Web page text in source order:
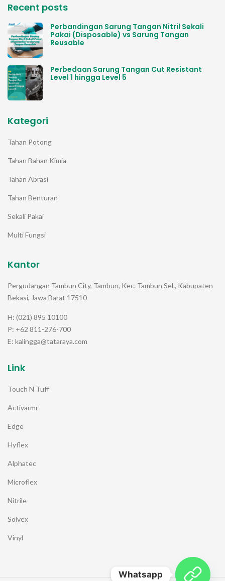
Recent posts
Perbandingan Sarung Tangan Nitril Sekali
Pakai (Disposable) vs Sarung Tangan
Reusable
Perbedaan Sarung Tangan Cut Resistant
Level 1 hingga Level 5
Kategori
Tahan Potong
Tahan Bahan Kimia
Tahan Abrasi
Tahan Benturan
Sekali Pakai
Multi Fungsi
Kantor
Pergudangan Tambun City, Tambun, Kec. Tambun Sel., Kabupaten
Bekasi, Jawa Barat 17510
H: (021) 895 10100
P: +62 811-276-700
E: kalingga@tataraya.com
Link
Touch N Tuff
Activarmr
Edge
Hyflex
Alphatec
Microflex
Nitrile
Solvex
Vinyl
Whatsapp